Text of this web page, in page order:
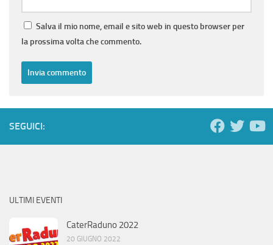
Salva il mio nome, email e sito web in questo browser per
la prossima volta che commento.
SEGUICI:
ULTIMI EVENTI
CaterRaduno 2022
20 GIUGNO 2022